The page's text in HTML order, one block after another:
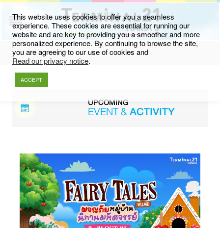
UPCOMING
EVENT &ACTIVITY
This website uses cookies to offer you a seamless
experience. These cookies are essential for running our
website and are key to providing you a smoother and more
personalized experience. By continuing to browse the site,
you are agreeing to our use of cookies and
Read our privacy notice.
ACCEPT